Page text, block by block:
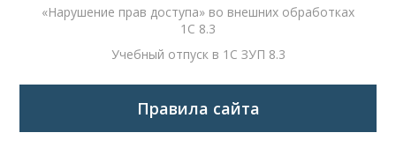
«Нарушение прав доступа» во внешних обработках
1С 8.3
Учебный отпуск в 1С ЗУП 8.3
Правила сайта